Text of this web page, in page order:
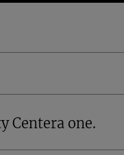
Centera one.